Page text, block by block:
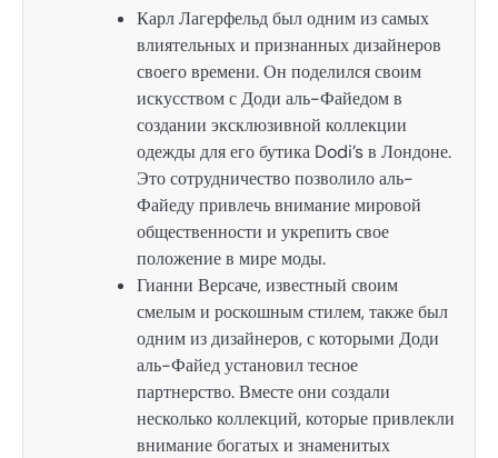
Карл Лагерфельд был одним из самых
влиятельных и признанных дизайнеров
своего времени. Он поделился своим
искусством с Доди аль-Файедом в
создании эксклюзивной коллекции
одежды для его бутика Dodi’s в Лондоне.
Это сотрудничество позволило аль-
Файеду привлечь внимание мировой
общественности и укрепить свое
положение в мире моды.
Гианни Версаче, известный своим
смелым и роскошным стилем, также был
одним из дизайнеров, с которыми Доди
аль-Файед установил тесное
партнерство. Вместе они создали
несколько коллекций, которые привлекли
внимание богатых и знаменитых